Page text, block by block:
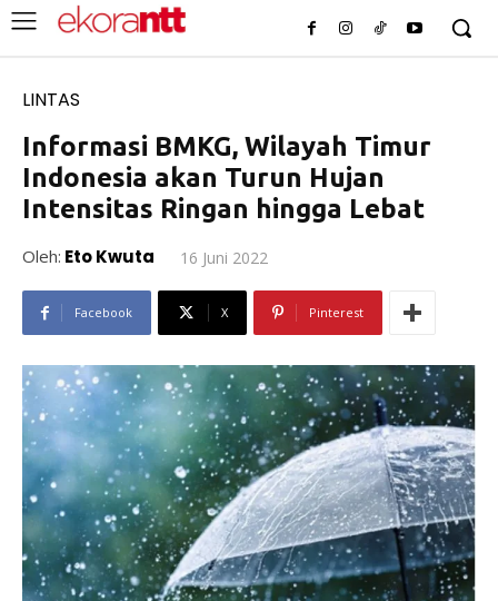
LINTAS
Informasi BMKG, Wilayah Timur
Indonesia akan Turun Hujan
Intensitas Ringan hingga Lebat
Oleh: Eto Kwuta 16 Juni 2022
Facebook X Pinterest